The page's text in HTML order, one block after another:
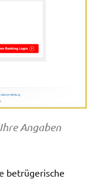
Angaben
betrügerische